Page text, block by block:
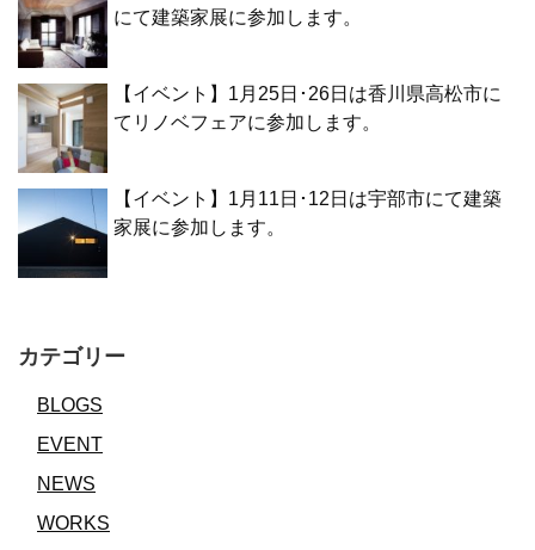
にて建築家展に参加します。
【イベント】1月25日･26日は香川県高松市に
てリノベフェアに参加します。
【イベント】1月11日･12日は宇部市にて建築
家展に参加します。
カテゴリー
BLOGS
EVENT
NEWS
WORKS